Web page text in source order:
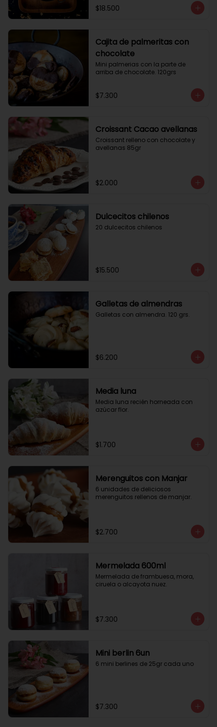
$18.500
Cajita de palmeritas con
chocolate
Mini palmerias con la parte de
arriba de chocolate. 120grs
$7.300
Croissant Cacao avellanas
Croissant relleno con chocolate y
avellanas 85gr
$2.000
Dulcecitos chilenos
20 dulcecitos chilenos
$15.500
Galletas de almendras
Galletas con almendra. 120 grs.
$6.200
Media luna
Media luna recién horneada con
azúcar flor.
$1.700
Merenguitos con Manjar
6 unidades de deliciosos
merenguitos rellenos de manjar.
$2.700
Mermelada 600ml
Mermelada de frambuesa, mora,
ciruela o alcayota nuez.
$7.300
Mini berlin 6un
6 mini berlines de 25gr cada uno
$7.300